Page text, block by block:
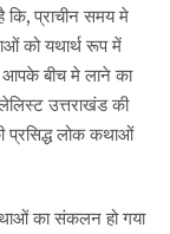
कि, प्राचीन समय मे
को यथार्थ रूप में
आपके बीच मे लाने का
उत्तराखंड की
लोक कथाओं
का संकलन हो गया